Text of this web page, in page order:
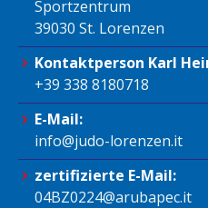
Sportzentrum
39030 St. Lorenzen
Kontaktperson Karl
+39 338 8180718
E-Mail:
info@judo-lorenzen.it
zertifizierte E-Mail:
04BZ0224@arubapec.it